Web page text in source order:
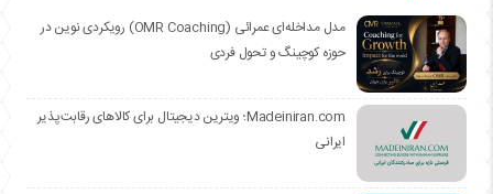
مدل مداخله‌ای عمرائی (OMR Coaching) رویکردی نوین در
حوزه کوچینگ و تحول فردی
Madeiniran.com؛ ویترین دیجیتال برای کالاهای رقابت‌پذیر
ایرانی